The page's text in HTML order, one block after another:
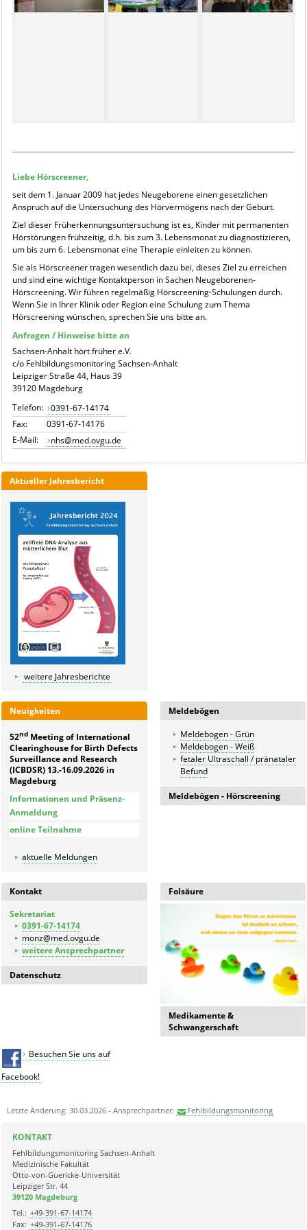
Liebe Hörscreener,
seit dem 1. Januar 2009 hat jedes Neugeborene einen gesetzlichen
Anspruch auf die Untersuchung des Hörvermögens nach der Geburt.
Ziel dieser Früherkennungsuntersuchung ist es, Kinder mit permanenten
Hör­störungen frühzeitig, d.h. bis zum 3. Lebensmonat zu diagnostizieren,
um bis zum 6. Lebensmonat eine Therapie einleiten zu können.
Sie als Hörscreener tragen wesentlich dazu bei, dieses Ziel zu erreichen
und sind eine wichtige Kontaktperson in Sachen Neugeborenen-
Hörscreening. Wir führen regelmäßig Hörscreening-Schulungen durch.
Wenn Sie in Ihrer Klinik oder Region eine Schulung zum Thema
Hörscreening wünschen, sprechen Sie uns bitte an.
Anfragen / Hinweise bitte an
Sachsen-Anhalt hört früher e.V.
c/o Fehlbildungsmonitoring Sachsen-Anhalt
Leipziger Straße 44, Haus 39
39120 Magdeburg
Telefon:
0391-67-14174
Fax:
0391-67-14176
E-Mail:
nhs@med.ovgu.de
Aktueller Jahresbericht
weitere Jahresberichte
Meldebögen
Meldebogen - Grün
Meldebogen - Weiß
fetaler Ultraschall / pränataler
Befund
Meldebögen - Hörscreening
auffälligen Kindern
Meldebogen für nicht in der
Kontakt
Sekretariat
0391-67-14174
monz@med.ovgu.de
weitere Ansprechpartner
Datenschutz
Folsäure
Medikamente &
Schwangerschaft
Besuchen Sie uns auf
Facebook!
Neuigkeiten
52nd Meeting of International
Clearinghouse for Birth Defects
Surveillance and Research
(ICBDSR) 13.-16.09.2026 in
Magdeburg
Informationen und Präsenz-
Anmeldung
online Teilnahme
aktuelle Meldungen
Letzte Änderung: 30.03.2026 - Ansprechpartner: Fehlbildungsmonitoring
KONTAKT
Fehlbildungsmonitoring Sachsen-Anhalt
Medizinische Fakultät
Otto-von-Guericke-Universität
Leipziger Str. 44
39120 Magdeburg
Tel.: +49-391-67-14174
Fax: +49-391-67-14176